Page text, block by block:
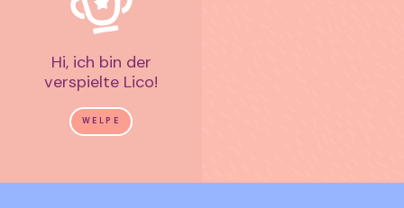
Hi, ich bin der
verspielte Lico!
WELPE